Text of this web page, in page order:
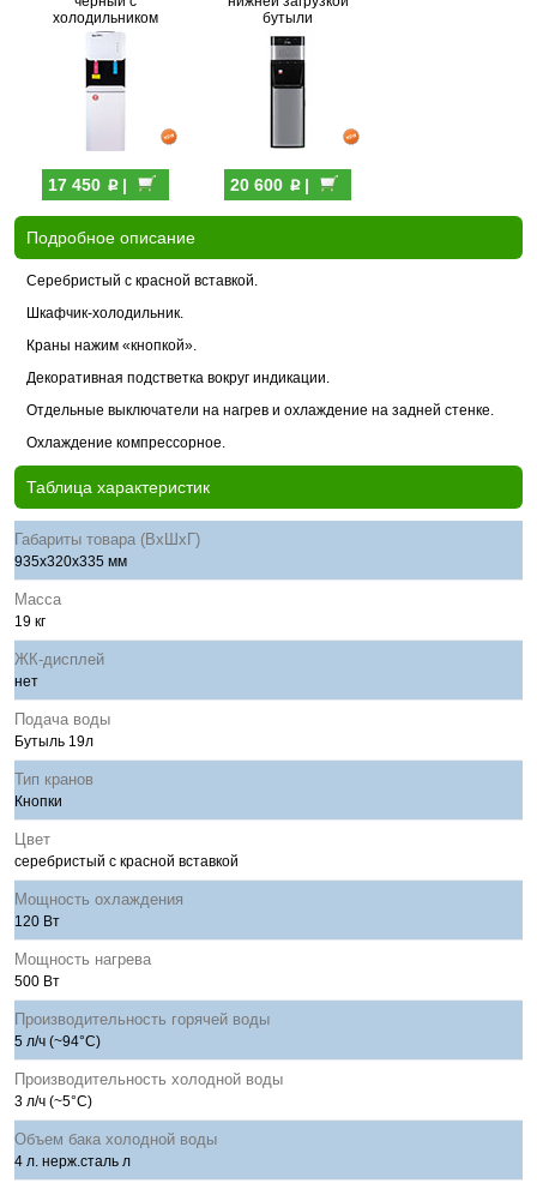
холодильником
17 450 p|
бутыли
20 600 p|
Подробное описание
Серебристый с красной вставкой.
Шкафчик-холодильник.
Краны нажим «кнопкой».
Декоративная подстветка вокруг индикации.
Отдельные выключатели на нагрев и охлаждение на задней стенке.
Охлаждение компрессорное.
Таблица характеристик
Габариты товара (ВхШхГ)
935x320x335 мм
Масса
19 кг
ЖК-дисплей
нет
Подача воды
Бутыль 19л
Тип кранов
Кнопки
Цвет
серебристый с красной вставкой
Мощность охлаждения
120 Вт
Мощность нагрева
500 Вт
Производительность горячей воды
5 л/ч (~94°C)
Производительность холодной воды
3 л/ч (~5°C)
Объем бака холодной воды
4 л. нерж.сталь л